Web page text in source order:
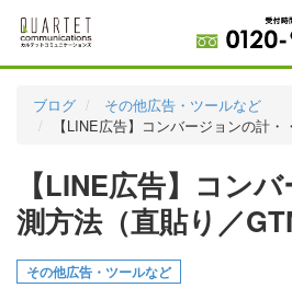
料金表
実績・お客様の声
初めて導入をお考えの方
代理店の乗り換えをお考えの方
ブログ
その他広告・ツールなど
【LINE広告】コンバージョンの計・
【LINE広告】コン
測方法（直貼り／
その他広告・ツールなど